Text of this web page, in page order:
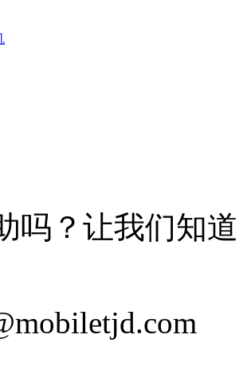
吗？让我们知道